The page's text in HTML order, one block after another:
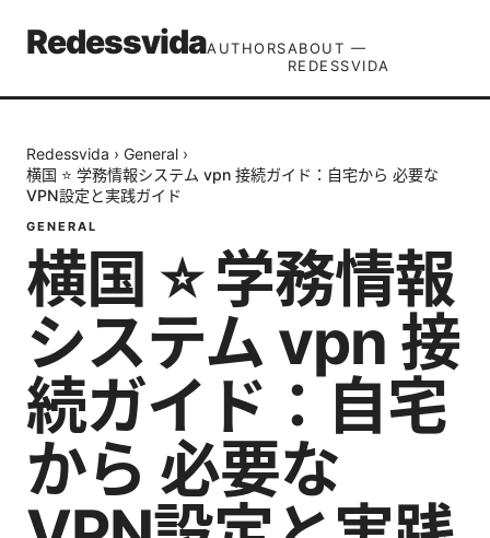
RedessvidaAUTHORSABOUT —
REDESSVIDA
Redessvida › General ›
横国 ⭐ 学務情報システム vpn 接続ガイド：自宅から 必要な
VPN設定と実践ガイド
GENERAL
横国 ⭐ 学務情報
システム vpn 接
続ガイド：自宅
から 必要な